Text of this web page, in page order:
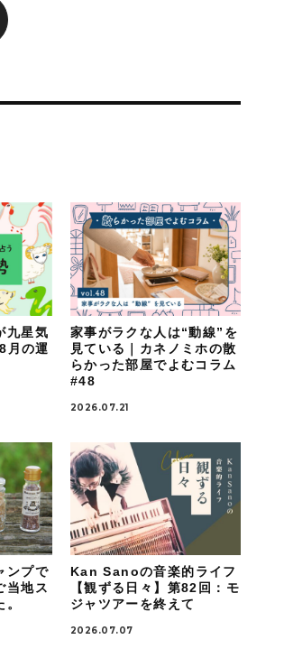
九星気
月の運
家事がラクな人は“動線”を
見ている｜カネノミホの散
らかった部屋でよむコラム
#48
2026.07.21
ンプで
当地ス
Kan Sanoの音楽的ライフ
【観ずる日々】第82回：モ
ジャツアーを終えて
2026.07.07